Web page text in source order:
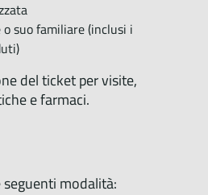
suo familiare (inclusi i
del ticket per visite,
e farmaci.
seguenti modalità: